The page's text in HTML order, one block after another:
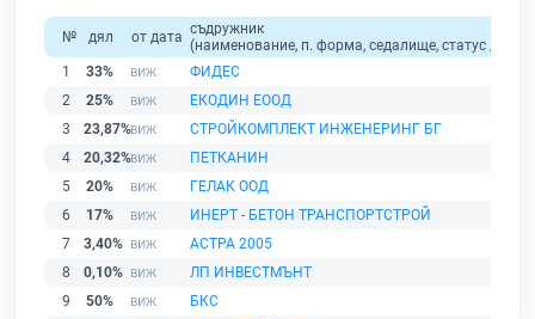
№ дял от дата съдружник
(наименование, п. форма, седалище, статус /
1
33%
ФИДЕС
2
25%
ЕКОДИН ЕООД
3
23,87%
СТРОЙКОМПЛЕКТ ИНЖЕНЕРИНГ БГ
4
20,32%
ПЕТКАНИН
5
20%
ГЕЛАК ООД
6
17%
ИНЕРТ - БЕТОН ТРАНСПОРТСТРОЙ
7
3,40%
АСТРА 2005
8
0,10%
ЛП ИНВЕСТМЪНТ
9
50%
БКС